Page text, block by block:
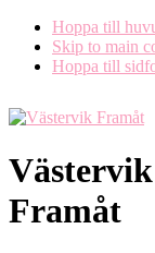
Hoppa till
Skip to main
Hoppa till
Västervik
Framåt